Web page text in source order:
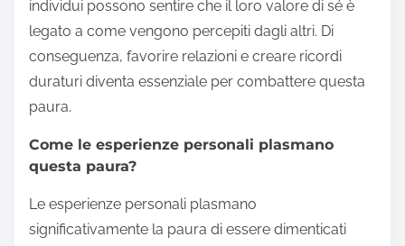
individui possono sentire che il loro valore di sé è
legato a come vengono percepiti dagli altri. Di
conseguenza, favorire relazioni e creare ricordi
duraturi diventa essenziale per combattere questa
paura.
Come le esperienze personali plasmano
questa paura?
Le esperienze personali plasmano
significativamente la paura di essere dimenticati